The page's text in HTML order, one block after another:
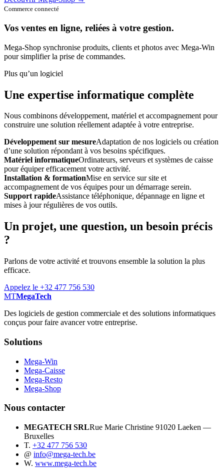
Commerce connecté
Vos ventes en ligne, reliées à votre gestion.
Mega-Shop synchronise produits, clients et photos avec Mega-Win
pour simplifier la prise de commandes.
Plus qu’un logiciel
Une expertise informatique complète
Nous combinons développement, matériel et accompagnement pour
construire une solution réellement adaptée à votre entreprise.
Développement sur mesureAdaptation de nos logiciels ou création
d’une solution répondant à vos besoins spécifiques.
Matériel informatiqueOrdinateurs, serveurs et systèmes de caisse
pour équiper efficacement votre activité.
Installation & formationMise en service sur site et
accompagnement de vos équipes pour un démarrage serein.
Support rapideAssistance téléphonique, dépannage en ligne et
mises à jour régulières de vos outils.
Un projet, une question, un besoin précis
?
Parlons de votre activité et trouvons ensemble la solution la plus
efficace.
Appelez le +32 477 756 530
MTMegaTech
Des logiciels de gestion commerciale et des solutions informatiques
conçus pour faire avancer votre entreprise.
Solutions
Mega-Win
Mega-Caisse
Mega-Resto
Mega-Shop
Nous contacter
MEGATECH SRLRue Marie Christine 91020 Laeken —
Bruxelles
T. +32 477 756 530
@ info@mega-tech.be
W. www.mega-tech.be